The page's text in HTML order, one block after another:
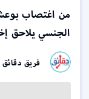
من اغتصاب
الجنسي يلاحق
فريق دقائق